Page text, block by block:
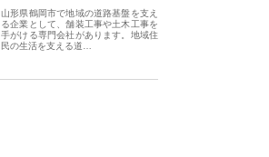
山形県鶴岡市で地域の道路基盤を支え
る企業として、舗装工事や土木工事を
手がける専門会社があります。地域住
民の生活を支える道…